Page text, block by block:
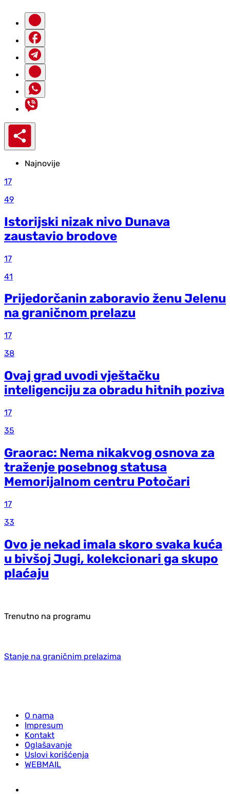
Najnovije
17
49
Istorijski nizak nivo Dunava
zaustavio brodove
17
41
Prijedorčanin zaboravio ženu Jelenu
na graničnom prelazu
17
38
Ovaj grad uvodi vještačku
inteligenciju za obradu hitnih poziva
17
35
Graorac: Nema nikakvog osnova za
traženje posebnog statusa
Memorijalnom centru Potočari
17
33
Ovo je nekad imala skoro svaka kuća
u bivšoj Jugi, kolekcionari ga skupo
plaćaju
Trenutno na programu
Stanje na graničnim prelazima
O nama
Impresum
Kontakt
Oglašavanje
Uslovi korišćenja
WEBMAIL